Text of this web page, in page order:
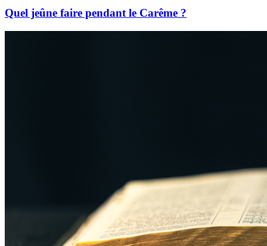
Quel jeûne faire pendant le Carême ?